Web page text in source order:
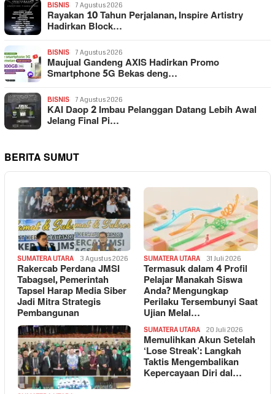
BISNIS 7 Agustus 2026
Rayakan 10 Tahun Perjalanan, Inspire Artistry
Hadirkan Block…
BISNIS 7 Agustus 2026
Maujual Gandeng AXIS Hadirkan Promo
Smartphone 5G Bekas deng…
BISNIS 7 Agustus 2026
KAI Daop 2 Imbau Pelanggan Datang Lebih Awal
Jelang Final Pi…
BERITA SUMUT
SUMATERA UTARA 3 Agustus 2026
Rakercab Perdana JMSI
Tabagsel, Pemerintah
Tapsel Harap Media Siber
Jadi Mitra Strategis
Pembangunan
SUMATERA UTARA 31 Juli 2026
Termasuk dalam 4 Profil
Pelajar Manakah Siswa
Anda? Mengungkap
Perilaku Tersembunyi Saat
Ujian Melal…
SUMATERA UTARA 20 Juli 2026
Memulihkan Akun Setelah
‘Lose Streak’: Langkah
Taktis Mengembalikan
Kepercayaan Diri dal…